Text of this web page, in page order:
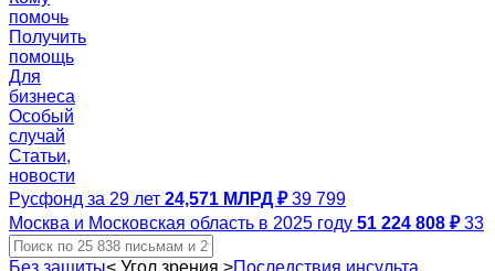
помочь
Получить
помощь
Для
бизнеса
Особый
случай
Статьи,
новости
Русфонд за 29 лет 24,571 МЛРД ₽ 39 799
Москва и Московская область в 2025 году 51 224 808 ₽ 33